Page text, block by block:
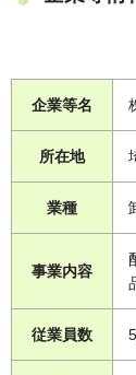
企業等名
所在地
業種
事業内容
従業員数